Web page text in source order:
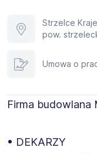
Strzelce
pow.
Umowa o
Firma budowlana
• DEKARZY